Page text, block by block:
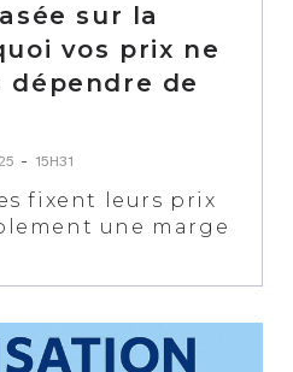
sur la
vos prix ne
dépendre de
- 15H31
fixent leurs prix
une marge